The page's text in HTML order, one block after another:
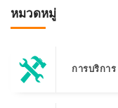
หมวดหมู่
การบริการ